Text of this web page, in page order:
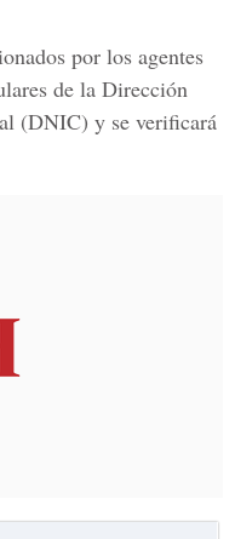
por los agentes
de la Dirección
(DNIC) y se verificará